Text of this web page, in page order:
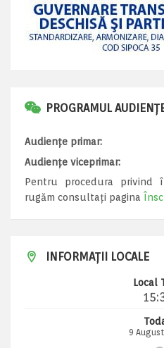
PROGRAMUL
Audiențe primar:
Audiențe viceprimar:
Pentru procedura privind
rugăm consultați pagina
INFORMAȚII LOCALE
Local
9